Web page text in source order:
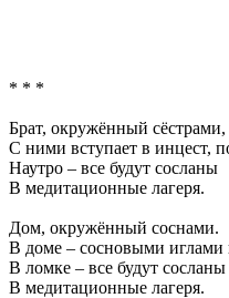
* * *
Брат, окружённый сёстрами,
С ними вступает в инцест,
Наутро – все будут сосланы
В медитационные лагеря.
Дом, окружённый соснами.
В доме – сосновыми
В ломке – все будут сосланы
В медитационные лагеря.